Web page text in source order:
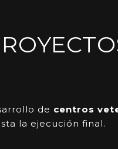
de centros
la ejecución final.